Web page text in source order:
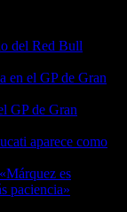
del Red Bull
en el GP de Gran
GP de Gran
aparece como
es
paciencia»